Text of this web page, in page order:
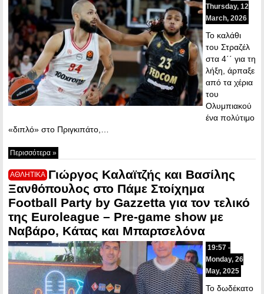
Thursday, 12
March, 2026
Το καλάθι
του Στραζέλ
στα 4΄΄ για τη
λήξη, άρπαξε
από τα χέρια
του
Ολυμπιακού
ένα πολύτιμο
«διπλό» στο Πριγκιπάτο,…
Περισσότερα »
ΑΘΛΗΤΙΚΑ Γιώργος Καλαϊτζής και Βασίλης
Ξανθόπουλος στο Πάμε Στοίχημα
Football Party by Gazzetta για τον τελικό
της Euroleague – Pre-game show με
Ναβάρο, Κάτας και Μπαρτσελόνα
19:57 -
Monday, 26
May, 2025
Το δωδέκατο